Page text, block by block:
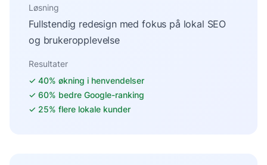
Løsning
Fullstendig redesign med fokus på lokal SEO
og brukeropplevelse
Resultater
✓ 40% økning i henvendelser
✓ 60% bedre Google-ranking
✓ 25% flere lokale kunder